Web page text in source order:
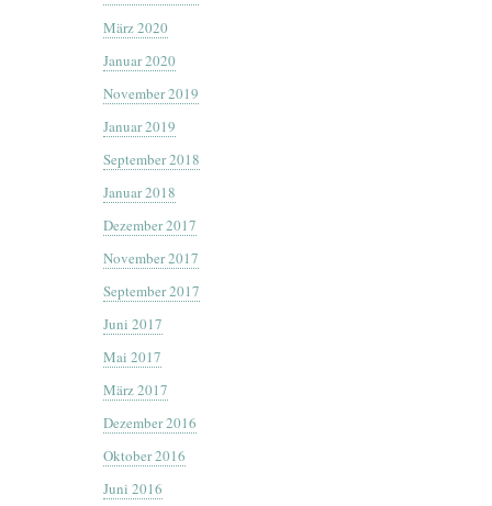
März 2020
Januar 2020
November 2019
Januar 2019
September 2018
Januar 2018
Dezember 2017
November 2017
September 2017
Juni 2017
Mai 2017
März 2017
Dezember 2016
Oktober 2016
Juni 2016